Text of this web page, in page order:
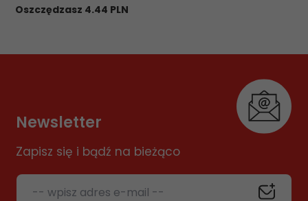
Oszczędzasz 4.44 PLN
Newsletter
Zapisz się i bądź na bieżąco
-- wpisz adres e-mail --